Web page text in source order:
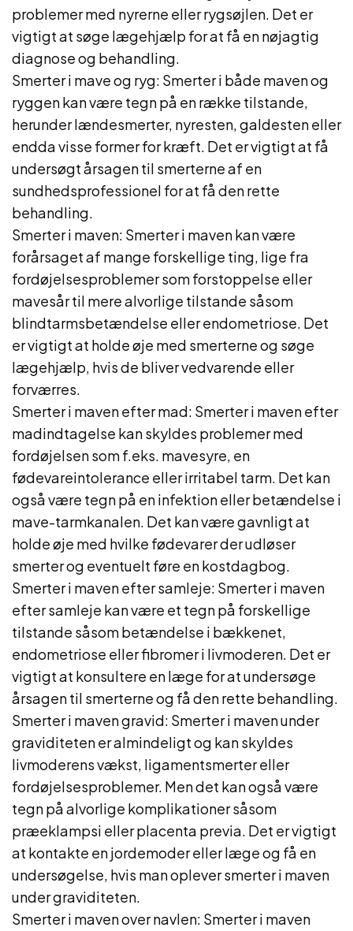
problemer med nyrerne eller rygsøjlen. Det er
vigtigt at søge lægehjælp for at få en nøjagtig
diagnose og behandling.
Smerter i mave og ryg: Smerter i både maven og
ryggen kan være tegn på en række tilstande,
herunder lændesmerter, nyresten, galdesten eller
endda visse former for kræft. Det er vigtigt at få
undersøgt årsagen til smerterne af en
sundhedsprofessionel for at få den rette
behandling.
Smerter i maven: Smerter i maven kan være
forårsaget af mange forskellige ting, lige fra
fordøjelsesproblemer som forstoppelse eller
mavesår til mere alvorlige tilstande såsom
blindtarmsbetændelse eller endometriose. Det
er vigtigt at holde øje med smerterne og søge
lægehjælp, hvis de bliver vedvarende eller
forværres.
Smerter i maven efter mad: Smerter i maven efter
madindtagelse kan skyldes problemer med
fordøjelsen som f.eks. mavesyre, en
fødevareintolerance eller irritabel tarm. Det kan
også være tegn på en infektion eller betændelse i
mave-tarmkanalen. Det kan være gavnligt at
holde øje med hvilke fødevarer der udløser
smerter og eventuelt føre en kostdagbog.
Smerter i maven efter samleje: Smerter i maven
efter samleje kan være et tegn på forskellige
tilstande såsom betændelse i bækkenet,
endometriose eller fibromer i livmoderen. Det er
vigtigt at konsultere en læge for at undersøge
årsagen til smerterne og få den rette behandling.
Smerter i maven gravid: Smerter i maven under
graviditeten er almindeligt og kan skyldes
livmoderens vækst, ligamentsmerter eller
fordøjelsesproblemer. Men det kan også være
tegn på alvorlige komplikationer såsom
præeklampsi eller placenta previa. Det er vigtigt
at kontakte en jordemoder eller læge og få en
undersøgelse, hvis man oplever smerter i maven
under graviditeten.
Smerter i maven over navlen: Smerter i maven